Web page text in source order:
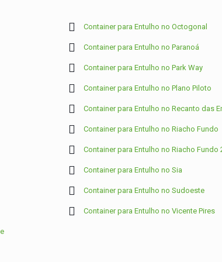
Container para Entulho no Octogonal
Container para Entulho no Paranoá
Container para Entulho no Park Way
Container para Entulho no Plano Piloto
Container para Entulho no Recanto das
Container para Entulho no Riacho Fundo
Container para Entulho no Riacho Fundo
Container para Entulho no Sia
Container para Entulho no Sudoeste
Container para Entulho no Vicente Pires